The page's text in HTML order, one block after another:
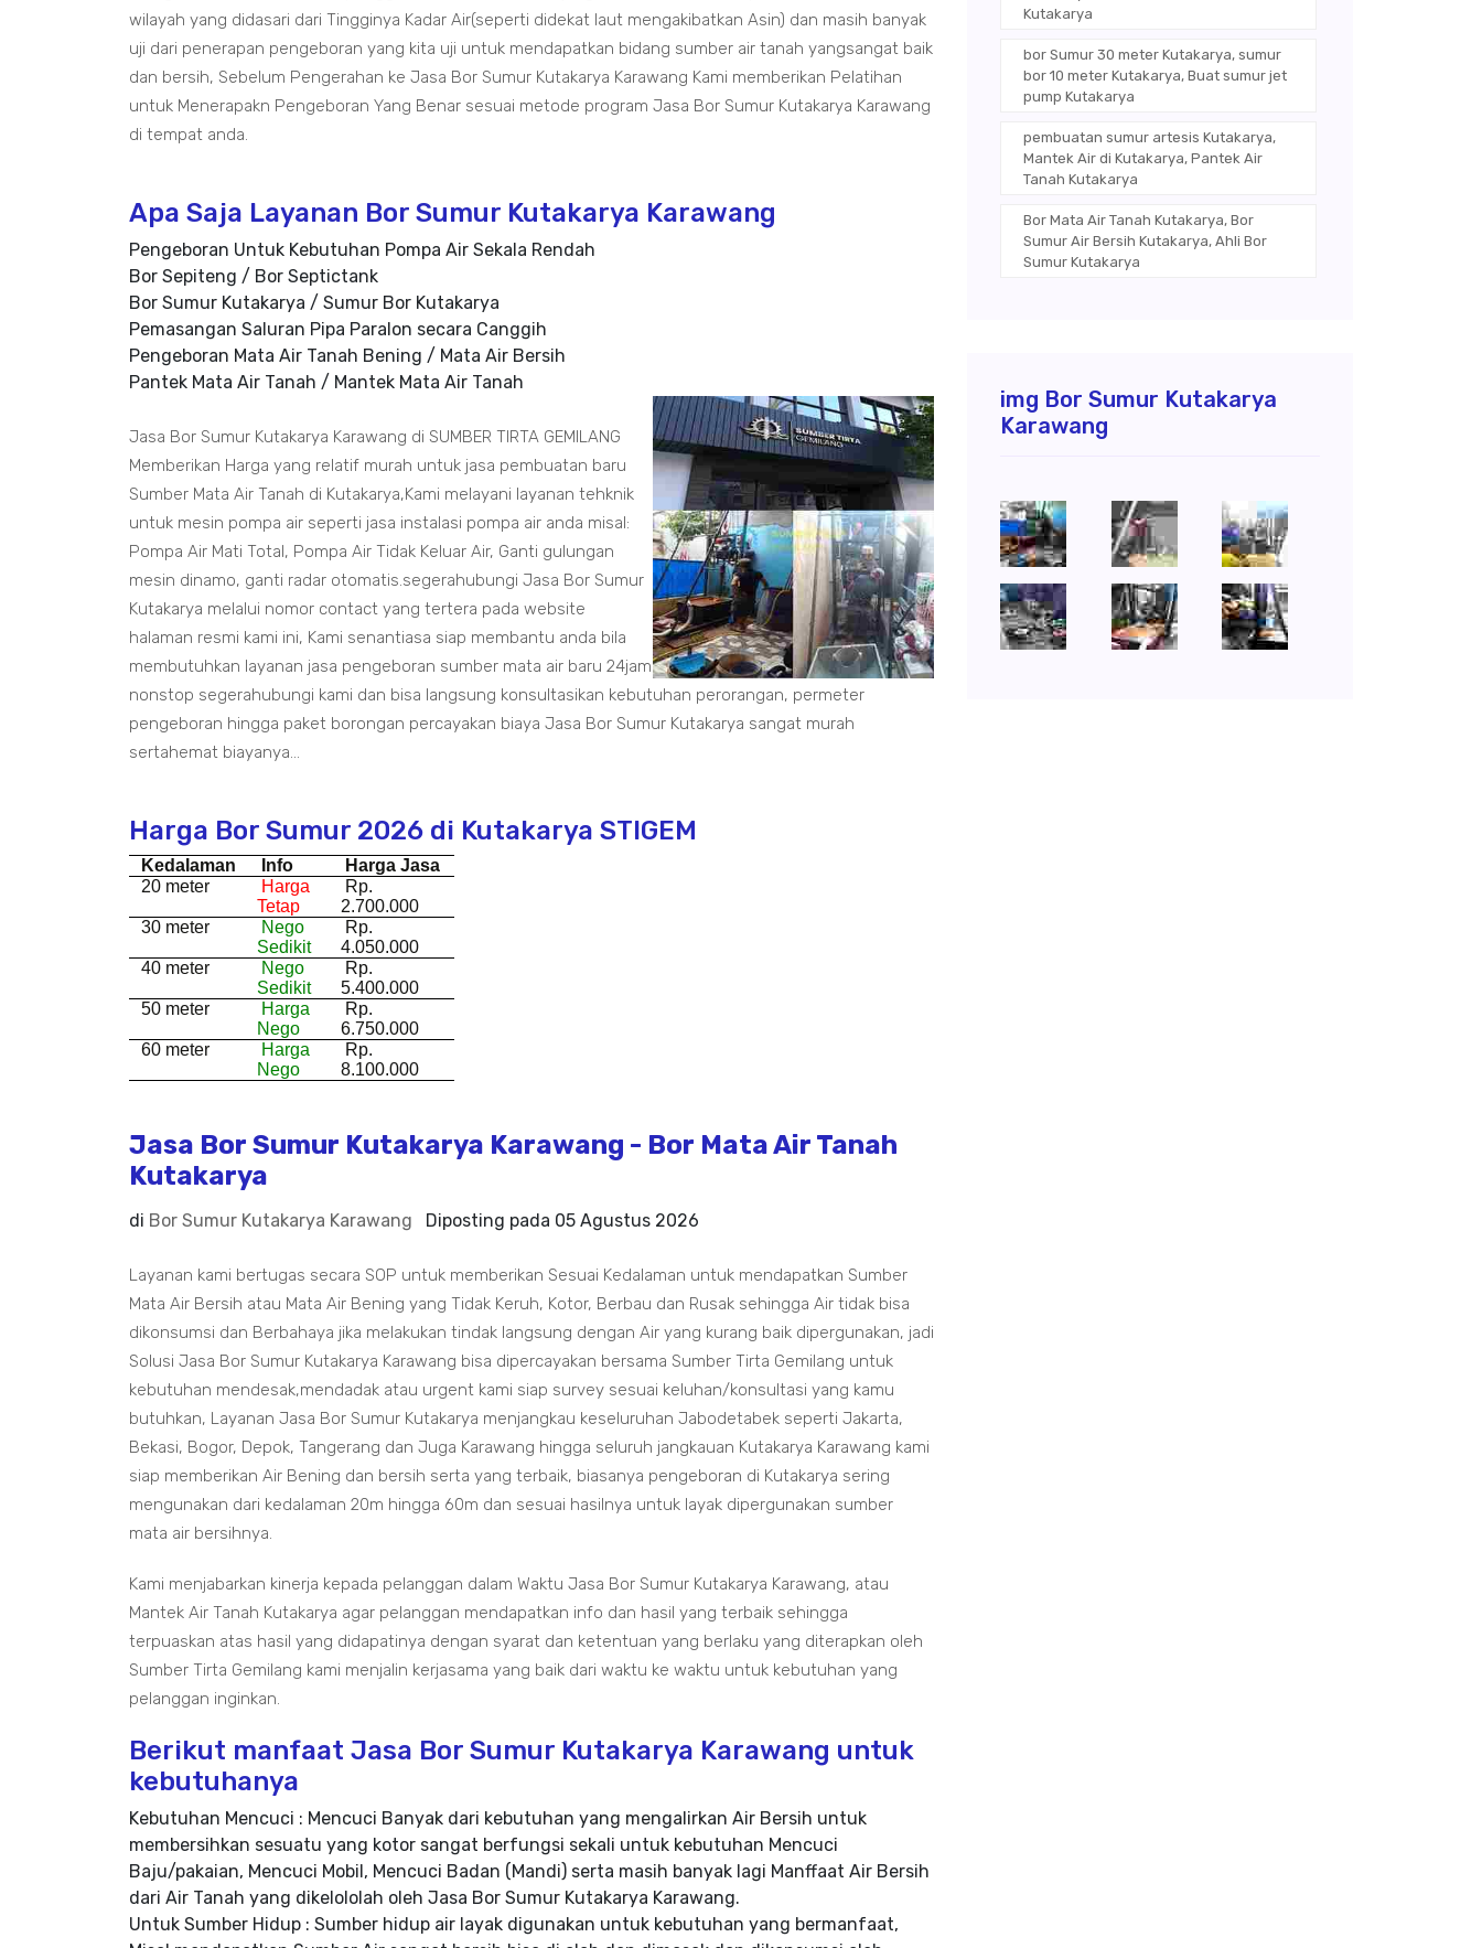
wilayah yang didasari dari Tingginya Kadar Air(seperti didekat laut mengakibatkan Asin) dan masih banyak
uji dari penerapan pengeboran yang kita uji untuk mendapatkan bidang sumber air tanah yangsangat baik
dan bersih, Sebelum Pengerahan ke Jasa Bor Sumur Kutakarya Karawang Kami memberikan Pelatihan
untuk Menerapakn Pengeboran Yang Benar sesuai metode program Jasa Bor Sumur Kutakarya Karawang
di tempat anda.
Apa Saja Layanan Bor Sumur Kutakarya Karawang
Pengeboran Untuk Kebutuhan Pompa Air Sekala Rendah
Bor Sepiteng / Bor Septictank
Bor Sumur Kutakarya / Sumur Bor Kutakarya
Pemasangan Saluran Pipa Paralon secara Canggih
Pengeboran Mata Air Tanah Bening / Mata Air Bersih
Pantek Mata Air Tanah / Mantek Mata Air Tanah
Jasa Bor Sumur Kutakarya Karawang di SUMBER TIRTA GEMILANG
Memberikan Harga yang relatif murah untuk jasa pembuatan baru
Sumber Mata Air Tanah di Kutakarya,Kami melayani layanan tehknik
untuk mesin pompa air seperti jasa instalasi pompa air anda misal:
Pompa Air Mati Total, Pompa Air Tidak Keluar Air, Ganti gulungan
mesin dinamo, ganti radar otomatis.segerahubungi Jasa Bor Sumur
Kutakarya melalui nomor contact yang tertera pada website
halaman resmi kami ini, Kami senantiasa siap membantu anda bila
membutuhkan layanan jasa pengeboran sumber mata air baru 24jam
nonstop segerahubungi kami dan bisa langsung konsultasikan kebutuhan perorangan, permeter
pengeboran hingga paket borongan percayakan biaya Jasa Bor Sumur Kutakarya sangat murah
sertahemat biayanya...
Harga Bor Sumur 2026 di Kutakarya STIGEM
Kedalaman Info
Harga Jasa
20 meter
Harga
Tetap
Rp.
2.700.000
30 meter
Nego
Sedikit
Rp.
4.050.000
40 meter
Nego
Sedikit
Rp.
5.400.000
50 meter
Harga
Nego
Rp.
6.750.000
60 meter
Harga
Nego
Rp.
8.100.000
Jasa Bor Sumur Kutakarya Karawang - Bor Mata Air Tanah
Kutakarya
di Bor Sumur Kutakarya Karawang Diposting pada 05 Agustus 2026
Layanan kami bertugas secara SOP untuk memberikan Sesuai Kedalaman untuk mendapatkan Sumber
Mata Air Bersih atau Mata Air Bening yang Tidak Keruh, Kotor, Berbau dan Rusak sehingga Air tidak bisa
dikonsumsi dan Berbahaya jika melakukan tindak langsung dengan Air yang kurang baik dipergunakan, jadi
Solusi Jasa Bor Sumur Kutakarya Karawang bisa dipercayakan bersama Sumber Tirta Gemilang untuk
kebutuhan mendesak,mendadak atau urgent kami siap survey sesuai keluhan/konsultasi yang kamu
butuhkan, Layanan Jasa Bor Sumur Kutakarya menjangkau keseluruhan Jabodetabek seperti Jakarta,
Bekasi, Bogor, Depok, Tangerang dan Juga Karawang hingga seluruh jangkauan Kutakarya Karawang kami
siap memberikan Air Bening dan bersih serta yang terbaik, biasanya pengeboran di Kutakarya sering
mengunakan dari kedalaman 20m hingga 60m dan sesuai hasilnya untuk layak dipergunakan sumber
mata air bersihnya.
Kami menjabarkan kinerja kepada pelanggan dalam Waktu Jasa Bor Sumur Kutakarya Karawang, atau
Mantek Air Tanah Kutakarya agar pelanggan mendapatkan info dan hasil yang terbaik sehingga
terpuaskan atas hasil yang didapatinya dengan syarat dan ketentuan yang berlaku yang diterapkan oleh
Sumber Tirta Gemilang kami menjalin kerjasama yang baik dari waktu ke waktu untuk kebutuhan yang
pelanggan inginkan.
Berikut manfaat Jasa Bor Sumur Kutakarya Karawang untuk
kebutuhanya
Kebutuhan Mencuci : Mencuci Banyak dari kebutuhan yang mengalirkan Air Bersih untuk
membersihkan sesuatu yang kotor sangat berfungsi sekali untuk kebutuhan Mencuci
Baju/pakaian, Mencuci Mobil, Mencuci Badan (Mandi) serta masih banyak lagi Manffaat Air Bersih
dari Air Tanah yang dikelololah oleh Jasa Bor Sumur Kutakarya Karawang.
Untuk Sumber Hidup : Sumber hidup air layak digunakan untuk kebutuhan yang bermanfaat,
Kutakarya
bor Sumur 30 meter Kutakarya, sumur
bor 10 meter Kutakarya, Buat sumur jet
pump Kutakarya
pembuatan sumur artesis Kutakarya,
Mantek Air di Kutakarya, Pantek Air
Tanah Kutakarya
Bor Mata Air Tanah Kutakarya, Bor
Sumur Air Bersih Kutakarya, Ahli Bor
Sumur Kutakarya
img Bor Sumur Kutakarya
Karawang